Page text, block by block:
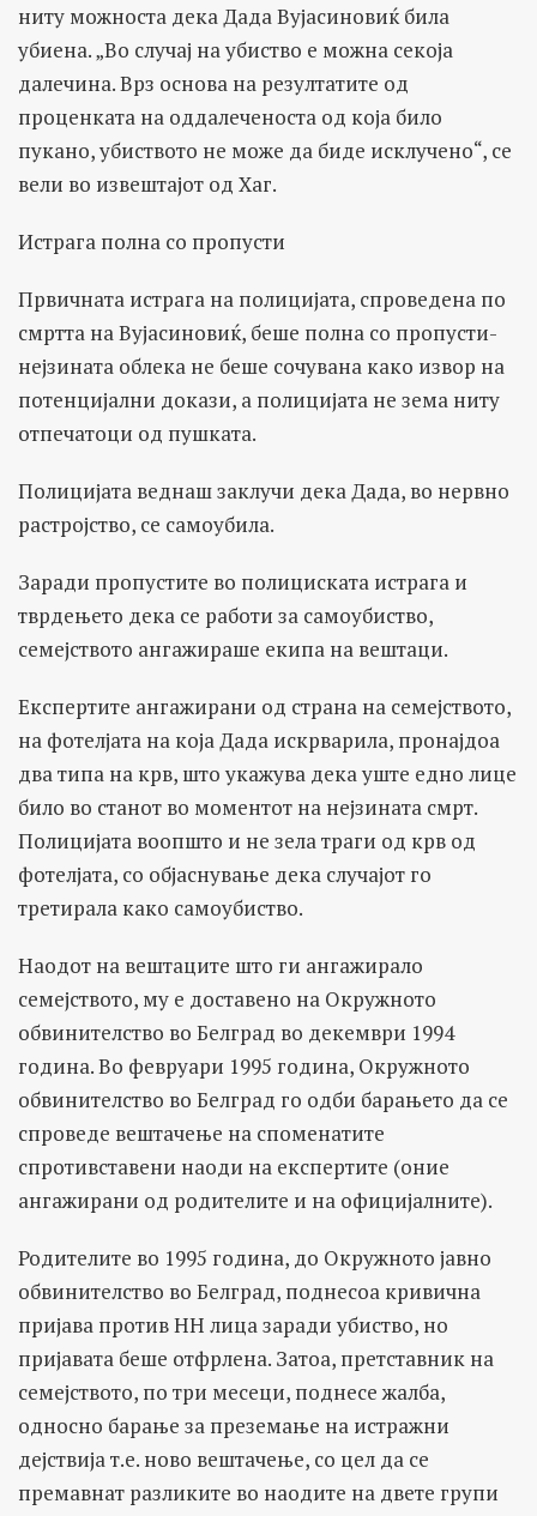
ниту можноста дека Дада Вујасиновиќ била
убиена. „Во случај на убиство е можна секоја
далечина. Врз основа на резултатите од
проценката на оддалеченоста од која било
пукано, убиството не може да биде исклучено“, се
вели во извештајот од Хаг.
Истрага полна со пропусти
Првичната истрага на полицијата, спроведена по
смртта на Вујасиновиќ, беше полна со пропусти-
нејзината облека не беше сочувана како извор на
потенцијални докази, а полицијата не зема ниту
отпечатоци од пушката.
Полицијата веднаш заклучи дека Дада, во нервно
растројство, се самоубила.
Заради пропустите во полициската истрага и
тврдењето дека се работи за самоубиство,
семејството ангажираше екипа на вештаци.
Експертите ангажирани од страна на семејството,
на фотелјата на која Дада искрварила, пронајдоа
два типа на крв, што укажува дека уште едно лице
било во станот во моментот на нејзината смрт.
Полицијата воопшто и не зела траги од крв од
фотелјата, со објаснување дека случајот го
третирала како самоубиство.
Наодот на вештаците што ги ангажирало
семејството, му е доставено на Окружното
обвинителство во Белград во декември 1994
година. Во февруари 1995 година, Окружното
обвинителство во Белград го одби барањето да се
спроведе вештачење на споменатите
спротивставени наоди на експертите (оние
ангажирани од родителите и на официјалните).
Родителите во 1995 година, до Окружното јавно
обвинителство во Белград, поднесоа кривична
пријава против НН лица заради убиство, но
пријавата беше отфрлена. Затоа, претставник на
семејството, по три месеци, поднесе жалба,
односно барање за преземање на истражни
дејствија т.е. ново вештачење, со цел да се
премавнат разликите во наодите на двете групи